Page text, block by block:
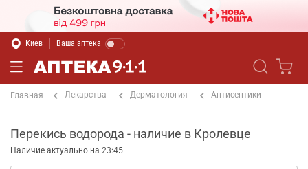
Киев Ваша аптека
Главная Лекарства Дерматология Антисептики
Перекись водорода - наличие в Кролевце
Наличие актуально на 23:45